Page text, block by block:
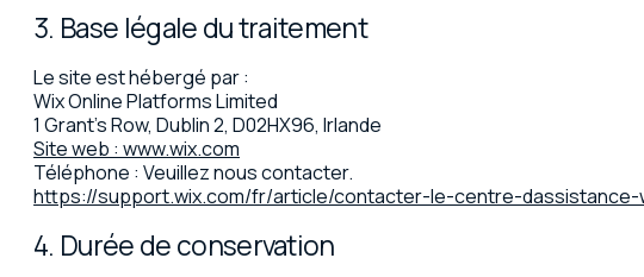
3. Base légale du traitement
Le site est hébergé par :
Wix Online Platforms Limited
1 Grant’s Row, Dublin 2, D02HX96, Irlande
Site web : www.wix.com
Téléphone : Veuillez nous contacter.
https://support.wix.com/fr/article/contacter-le-centre-
4. Durée de conservation